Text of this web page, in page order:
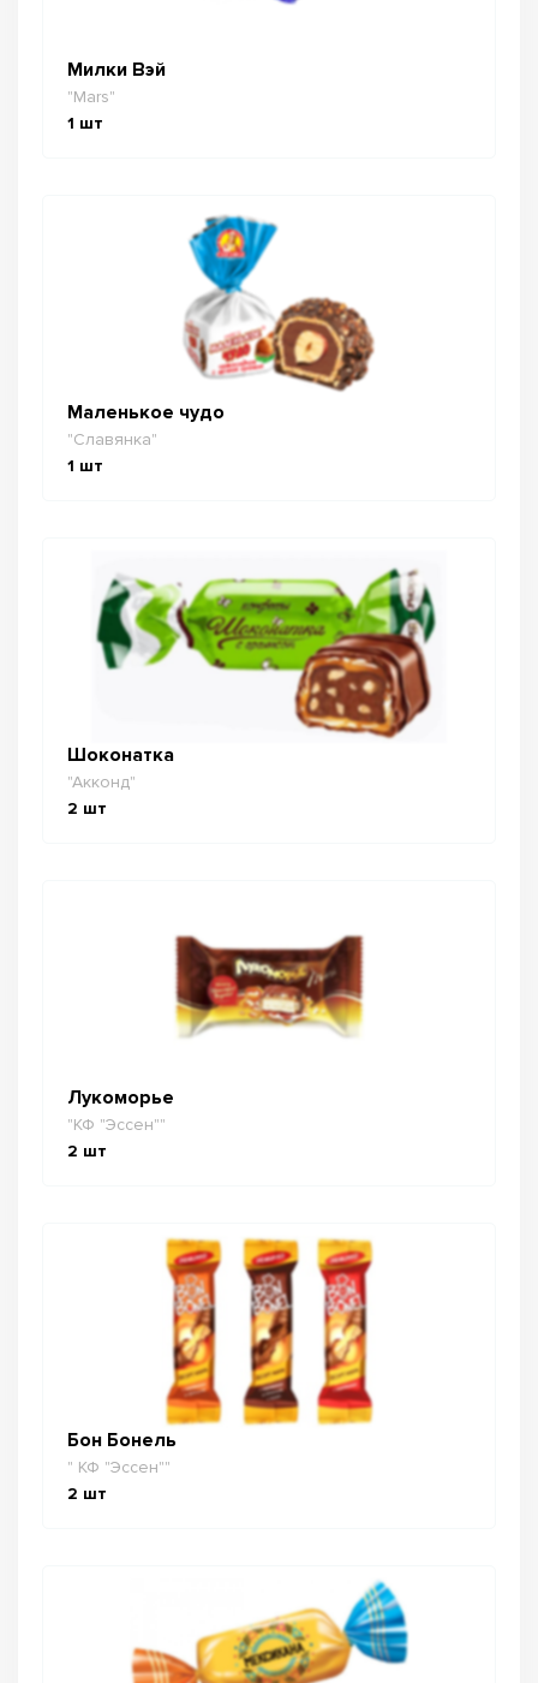
Милки Вэй
"Mars"
1 шт
Маленькое чудо
"Славянка"
1 шт
Шоконатка
"Акконд"
2 шт
Лукоморье
"КФ "Эссен""
2 шт
Бон Бонель
" КФ "Эссен""
2 шт